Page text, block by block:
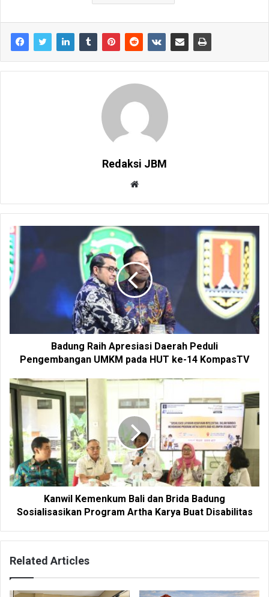
Redaksi JBM
b
s
i
t
e
Badung Raih Apresiasi Daerah Peduli
Pengembangan UMKM pada HUT ke-14 KompasTV
Kanwil Kemenkum Bali dan Brida Badung
Sosialisasikan Program Artha Karya Buat Disabilitas
Related Articles